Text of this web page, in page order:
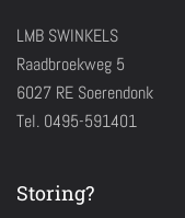
LMB SWINKELS
Raadbroekweg 5
6027 RE Soerendonk
Tel. 0495-591401
Storing?